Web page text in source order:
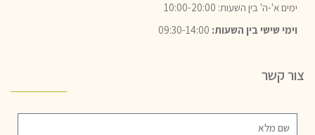
ימים א'-ה' בין השעות: 10:00-20:00
וימי שישי בין השעות: 09:30-14:00
צור קשר